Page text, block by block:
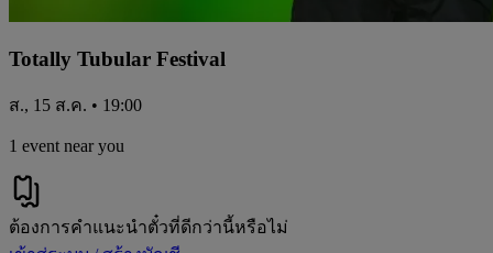
Totally Tubular Festival
ส., 15 ส.ค. • 19:00
1 event near you
ต้องการคําแนะนําตั๋วที่ดีกว่านี้หรือไม่